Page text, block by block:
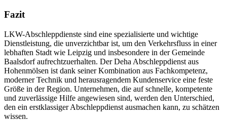
Fazit
LKW-Abschleppdienste sind eine spezialisierte und wichtige
Dienstleistung, die unverzichtbar ist, um den Verkehrsfluss in einer
lebhaften Stadt wie Leipzig und insbesondere in der Gemeinde
Baalsdorf aufrechtzuerhalten. Der Deha Abschleppdienst aus
Hohenmölsen ist dank seiner Kombination aus Fachkompetenz,
moderner Technik und herausragendem Kundenservice eine feste
Größe in der Region. Unternehmen, die auf schnelle, kompetente
und zuverlässige Hilfe angewiesen sind, werden den Unterschied,
den ein erstklassiger Abschleppdienst ausmachen kann, zu schätzen
wissen.